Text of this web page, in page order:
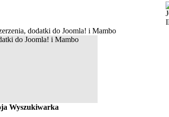
dodatki do Joomla! i Mambo
Wyszukiwarka